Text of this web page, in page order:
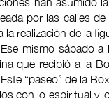
por las calles
realización de la
mismo sábado
que recibió a la
“paseo” de la
con lo espiritual y